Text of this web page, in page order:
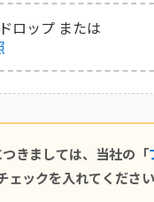
ロップ または
きましては、当社の「
ックを入れてください